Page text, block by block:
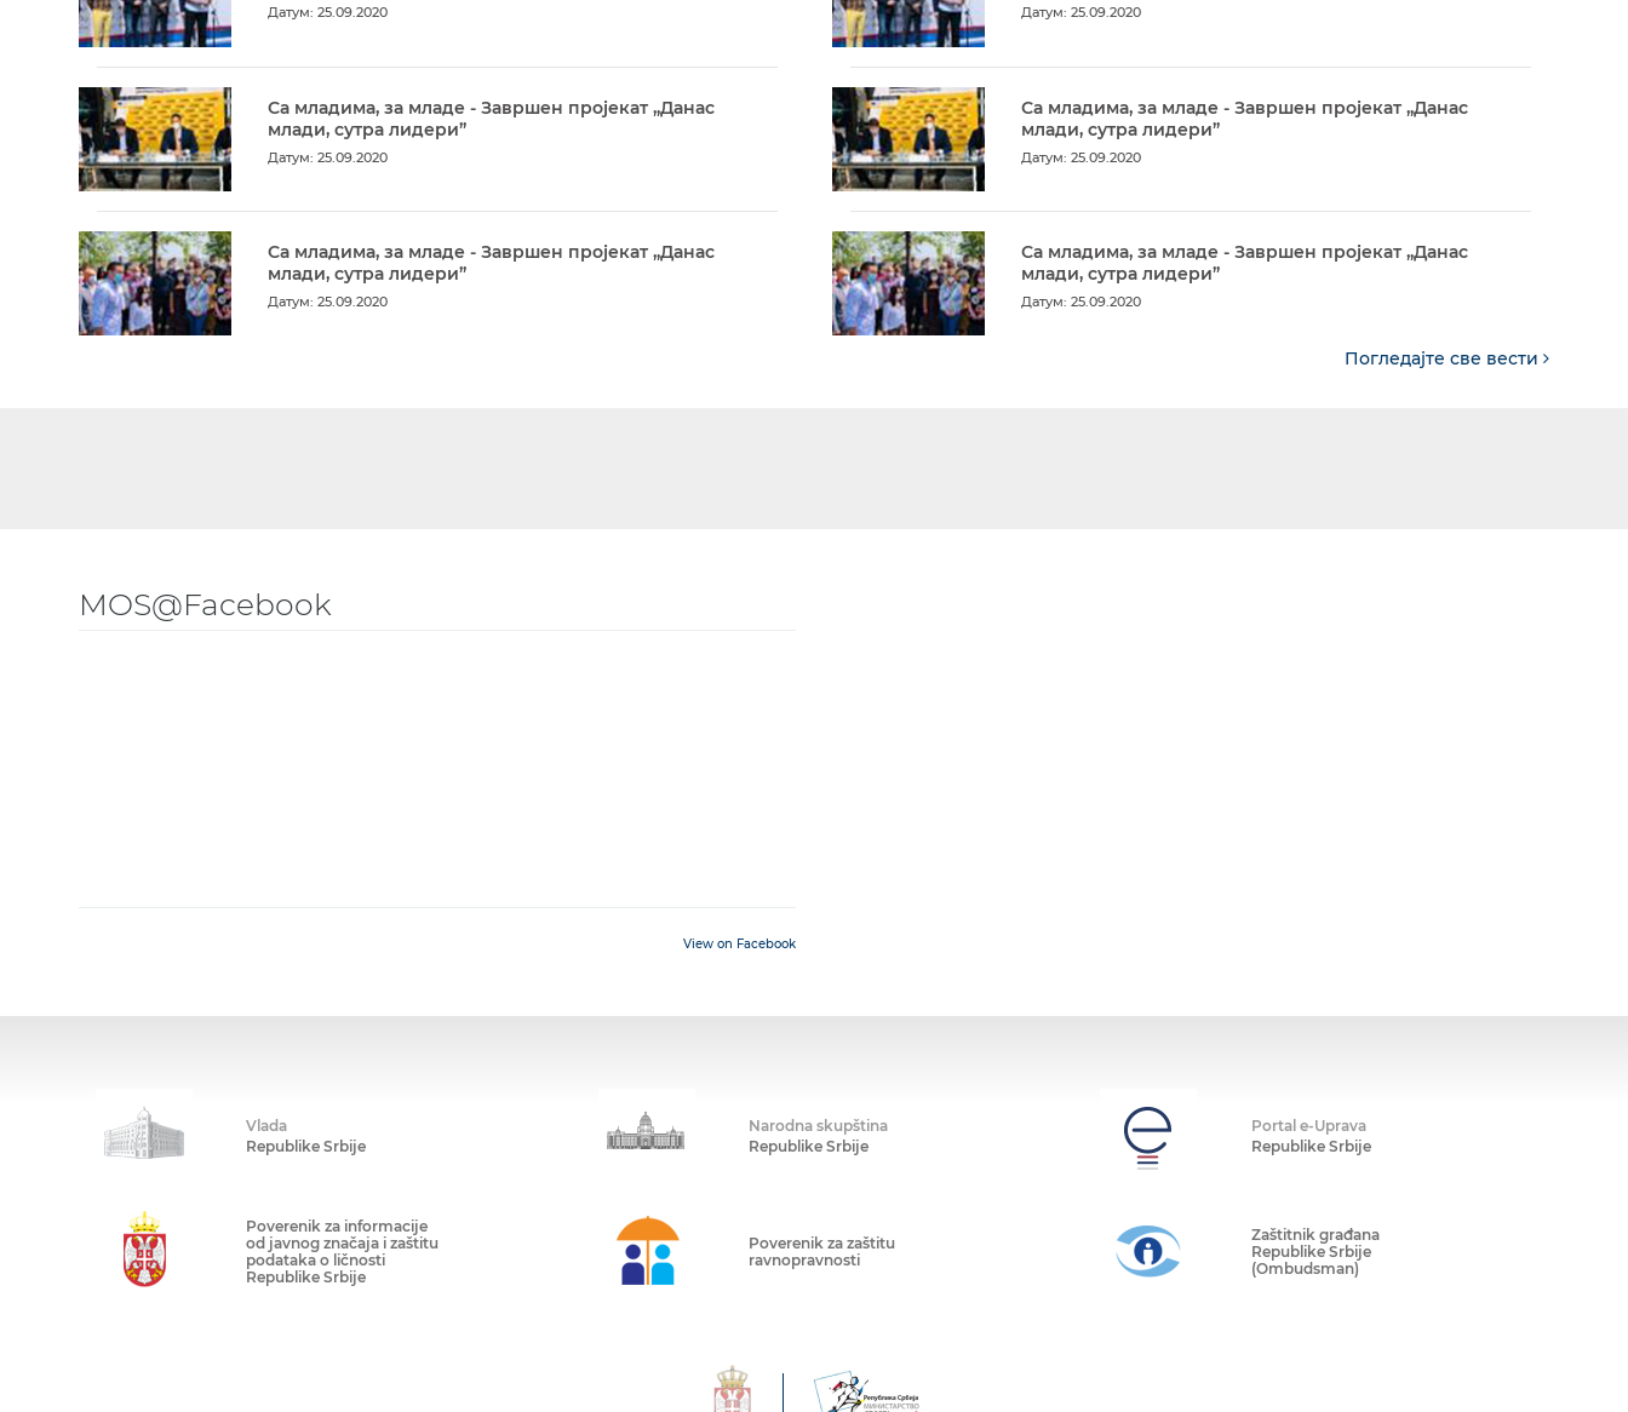
Датум: 25.09.2020
Са младима, за младе - Завршен пројекат „Данас
млади, сутра лидери”
Датум: 25.09.2020
Са младима, за младе - Завршен пројекат „Данас
млади, сутра лидери”
Датум: 25.09.2020
Датум: 25.09.2020
Са младима, за младе - Завршен пројекат „Данас
млади, сутра лидери”
Датум: 25.09.2020
Са младима, за младе - Завршен пројекат „Данас
млади, сутра лидери”
Датум: 25.09.2020
Погледајте све вести
MOS@Facebook
View on Facebook
Vlada
Republike Srbije
Narodna skupština
Republike Srbije
Portal e-Uprava
Republike Srbije
Poverenik za informacije
od javnog značaja i zaštitu
podataka o ličnosti
Republike Srbije
Poverenik za zaštitu
ravnopravnosti
Zaštitnik građana
Republike Srbije
(Ombudsman)